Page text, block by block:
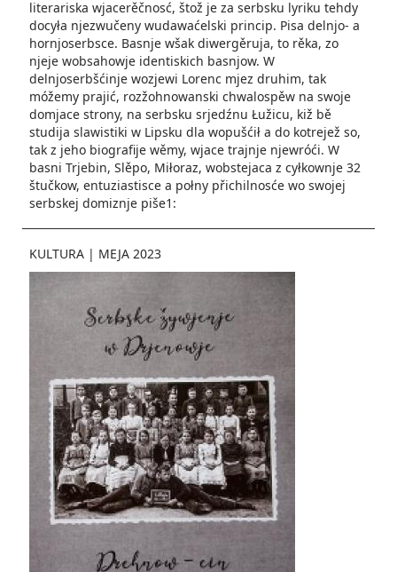
literariska wjacerěčnosć, štož je za serbsku lyriku tehdy
docyła njezwučeny wudawaćelski princip. Pisa delnjo- a
hornjoserbsce. Basnje wšak diwergěruja, to rěka, zo
njeje wobsahowje identiskich basnjow. W
delnjoserbšćinje wozjewi Lorenc mjez druhim, tak
móžemy prajić, rozžohnowanski chwalospěw na swoje
domjace strony, na serbsku srjedźnu Łužicu, kiž bě
studija slawistiki w Lipsku dla wopušćił a do kotrejež so,
tak z jeho biografije wěmy, wjace trajnje njewróći. W
basni Trjebin, Slěpo, Miłoraz, wobstejaca z cyłkownje 32
štučkow, entuziastisce a połny přichilnosće wo swojej
serbskej domiznje piše1:
KULTURA | MEJA 2023